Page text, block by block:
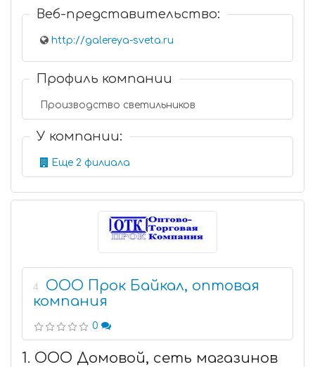
Веб-представительство:
http://galereya-sveta.ru
Профиль компании
Производство светильников
У компании:
Еще 2 филиала
4
ООО Прок Байкал, оптовая
компания
0
1. ООО Домовой, сеть магазинов